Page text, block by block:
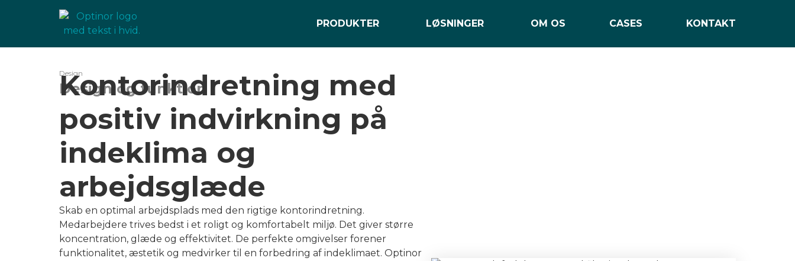
PRODUKTER LØSNINGER OM OS CASES KONTAKT
Design
Design og funktion
Kontorindretning med
positiv indvirkning på
indeklima og
arbejdsglæde
Skab en optimal arbejdsplads med den rigtige kontorindretning.
Medarbejdere trives bedst i et roligt og komfortabelt miljø. Det giver større
koncentration, glæde og effektivitet. De perfekte omgivelser forener
funktionalitet, æstetik og medvirker til en forbedring af indeklimaet. Optinor